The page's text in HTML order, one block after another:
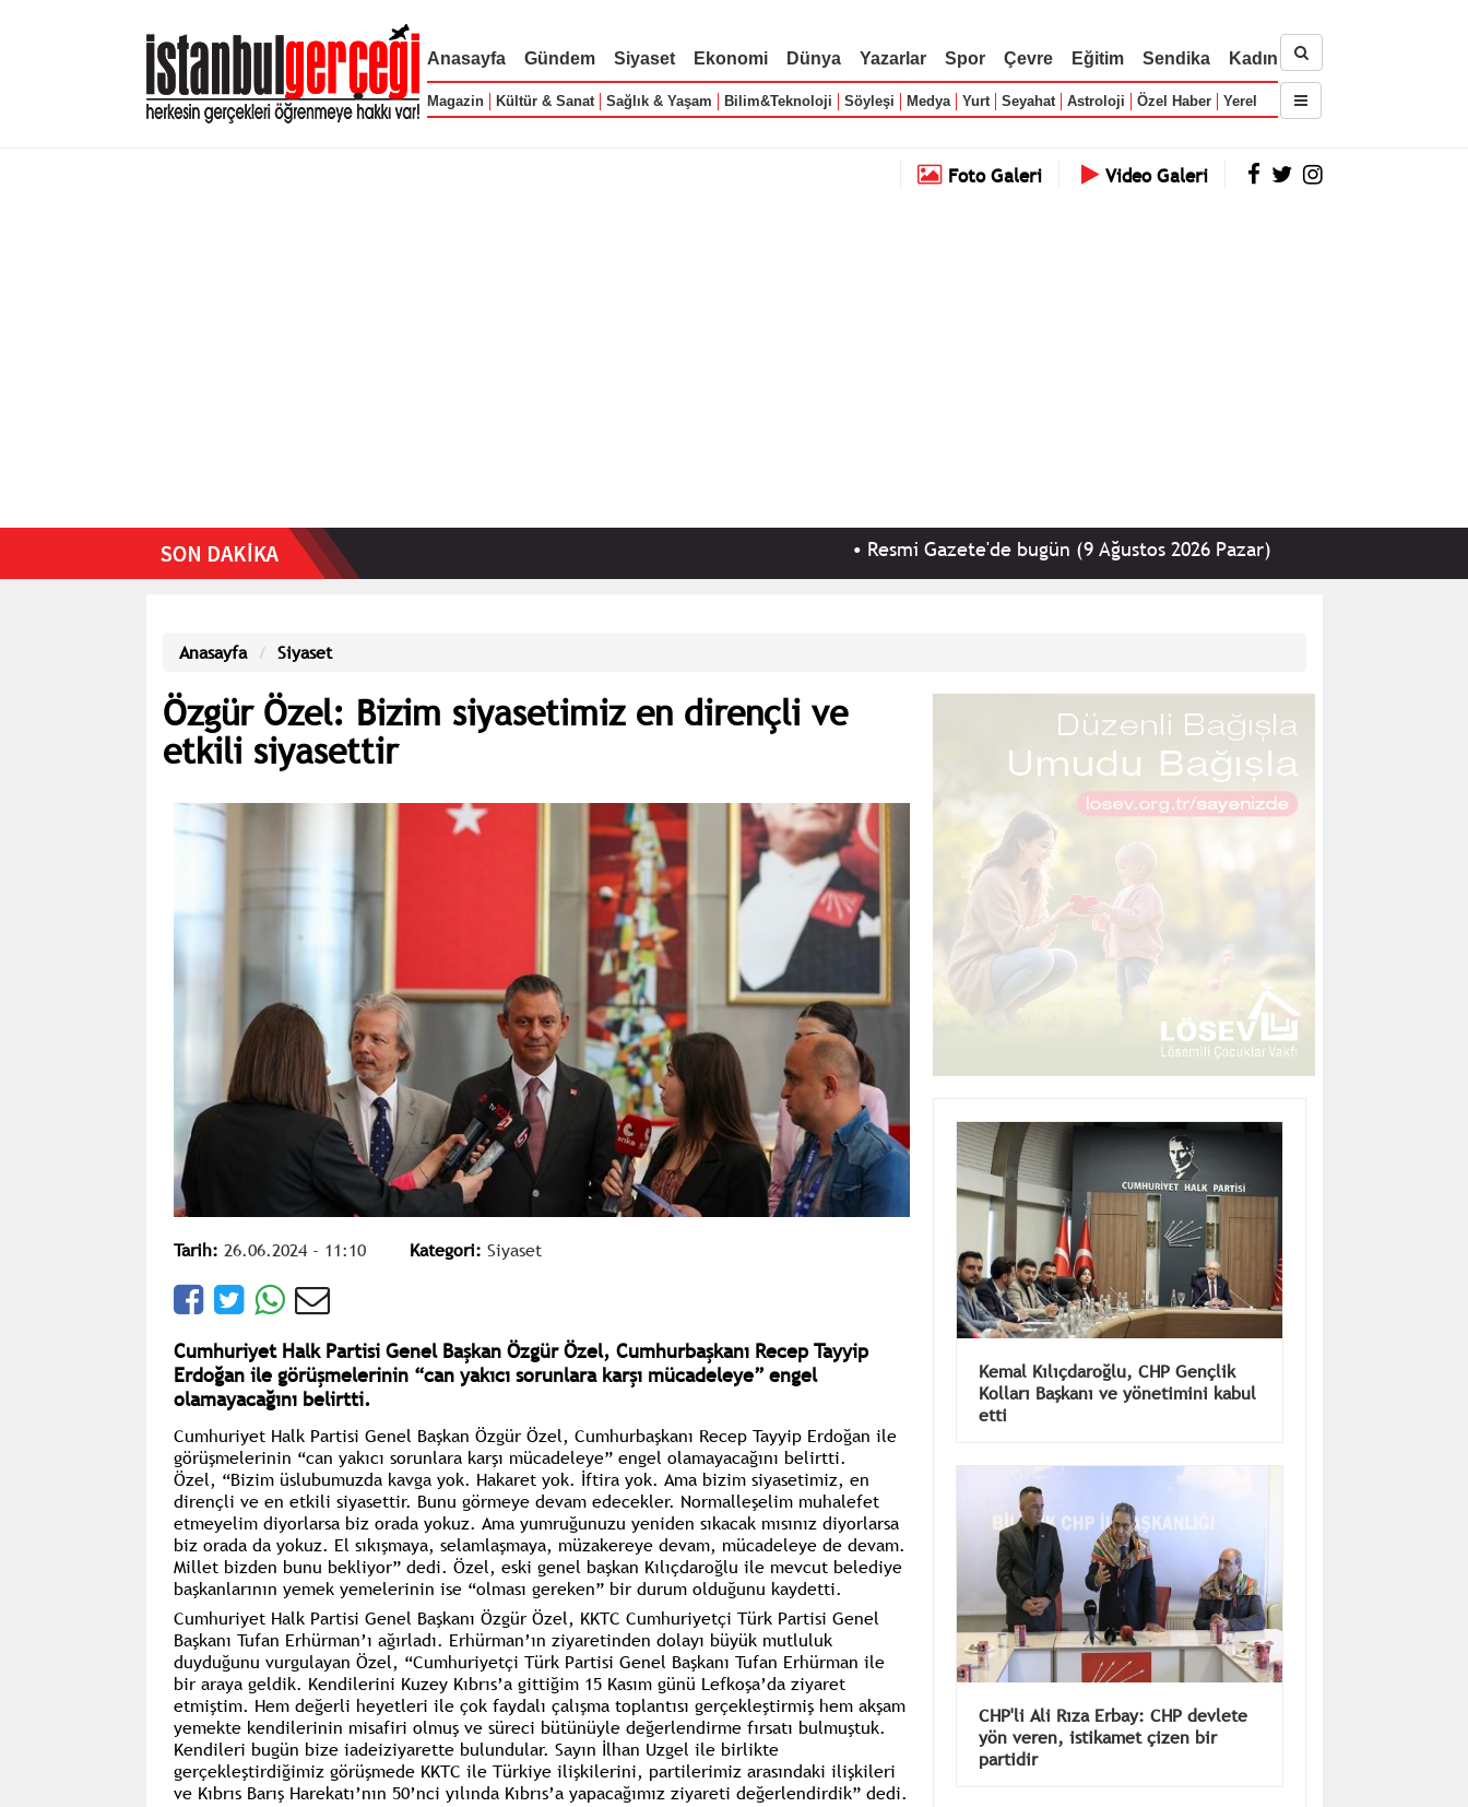
Anasayfa Gündem Siyaset Ekonomi Dünya Yazarlar Spor Çevre Eğitim Sendika Kadın
Magazin Kültür & Sanat Sağlık & Yaşam Bilim&Teknoloji Söyleşi Medya Yurt Seyahat Astroloji Özel Haber Yerel
Foto Galeri Video Galeri
Resmi Gazete'de bugün (9 Ağustos 2026 Pazar) •Kemal Kılıçdaroğlu,
Anasayfa Siyaset
Özgür Özel: Bizim siyasetimiz en dirençli ve
etkili siyasettir
Tarih: 26.06.2024 - 11:10 Kategori: Siyaset
Cumhuriyet Halk Partisi Genel Başkan Özgür Özel, Cumhurbaşkanı Recep Tayyip
Erdoğan ile görüşmelerinin “can yakıcı sorunlara karşı mücadeleye” engel
olamayacağını belirtti.
Cumhuriyet Halk Partisi Genel Başkan Özgür Özel, Cumhurbaşkanı Recep Tayyip Erdoğan ile
görüşmelerinin “can yakıcı sorunlara karşı mücadeleye” engel olamayacağını belirtti.
Özel, “Bizim üslubumuzda kavga yok. Hakaret yok. İftira yok. Ama bizim siyasetimiz, en
dirençli ve en etkili siyasettir. Bunu görmeye devam edecekler. Normalleşelim muhalefet
etmeyelim diyorlarsa biz orada yokuz. Ama yumruğunuzu yeniden sıkacak mısınız diyorlarsa
biz orada da yokuz. El sıkışmaya, selamlaşmaya, müzakereye devam, mücadeleye de devam.
Millet bizden bunu bekliyor”dedi. Özel, eski genel başkan Kılıçdaroğlu ile mevcut belediye
başkanlarının yemek yemelerinin ise “olması gereken”bir durum olduğunu kaydetti.
Cumhuriyet Halk Partisi Genel Başkanı Özgür Özel, KKTC Cumhuriyetçi Türk Partisi Genel
Başkanı Tufan Erhürman’ı ağırladı. Erhürman’ın ziyaretinden dolayı büyük mutluluk
duyduğunu vurgulayan Özel, “Cumhuriyetçi Türk Partisi Genel Başkanı Tufan Erhürman ile
bir araya geldik. Kendilerini Kuzey Kıbrıs’a gittiğim 15 Kasım günü Lefkoşa’da ziyaret
etmiştim. Hem değerli heyetleri ile çok faydalı çalışma toplantısı gerçekleştirmiş hem akşam
yemekte kendilerinin misafiri olmuş ve süreci bütünüyle değerlendirme fırsatı bulmuştuk.
Kendileri bugün bize iadeiziyarette bulundular. Sayın İlhan Uzgel ile birlikte
gerçekleştirdiğimiz görüşmede KKTC ile Türkiye ilişkilerini, partilerimiz arasındaki ilişkileri
ve Kıbrıs Barış Harekatı’nın 50’nci yılında Kıbrıs’a yapacağımız ziyareti değerlendirdik” dedi.
Kemal Kılıçdaroğlu, CHP Gençlik
Kolları Başkanı ve yönetimini kabul
CHP'li Ali Rıza Erbay: CHP devlete
yön veren, istikamet çizen bir